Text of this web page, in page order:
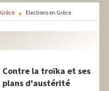
Grèce Elections en Grèce
Contre la troïka et ses
plans d'austérité